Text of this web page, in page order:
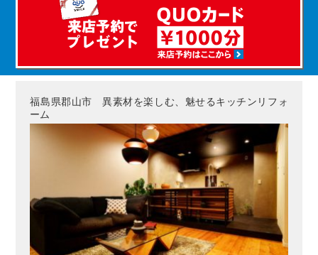
福島県郡山市 異素材を楽しむ、魅せるキッチンリフォ
ーム